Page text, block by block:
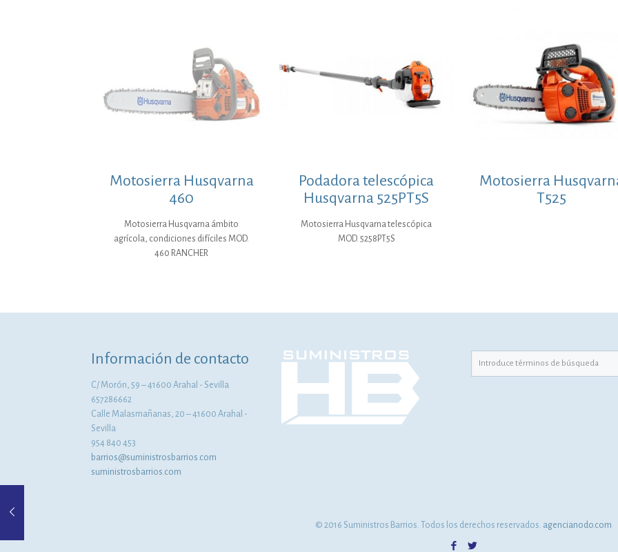
Motosierra Husqvarna
460
Motosierra Husqvarna ámbito
agrícola, condiciones difíciles MOD.
460 RANCHER
Podadora telescópica
Husqvarna 525PT5S
Motosierra Husqvarna telescópica
MOD. 5258PT5S
Motosierra
T525
Información de contacto
C/ Morón, 59 – 41600 Arahal - Sevilla
657286662
Calle Malasmañanas, 20 – 41600 Arahal -
Sevilla
954 840 453
barrios@suministrosbarrios.com
suministrosbarrios.com
© 2016 Suministros Barrios. Todos los derechos reservados. agencianodo.com